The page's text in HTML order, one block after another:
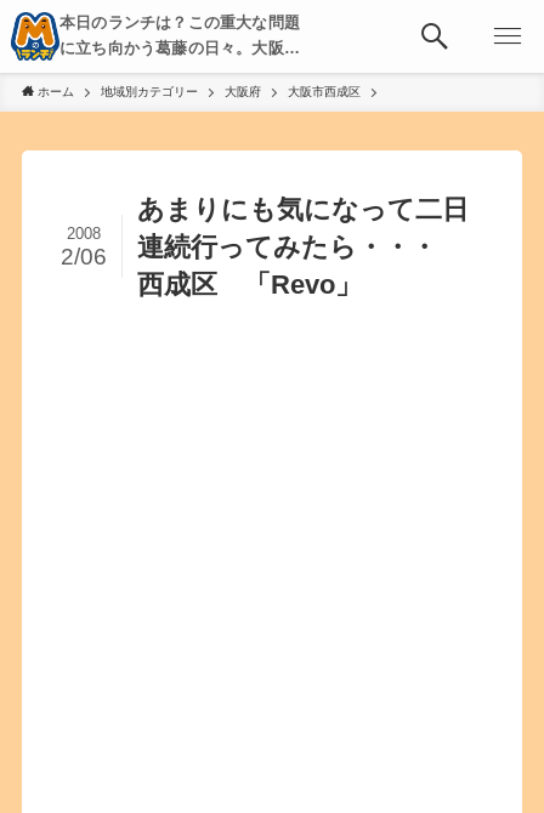
本日のランチは？この重大な問題
に立ち向かう葛藤の日々。大阪・
京都・神戸を中心とした食べ歩
き、飲み歩きを綴る。
ホーム 地域別カテゴリー 大阪府 大阪市西成区
あまりにも気になって二日
連続行ってみたら・・・
西成区 「Revo」
2008
2/06